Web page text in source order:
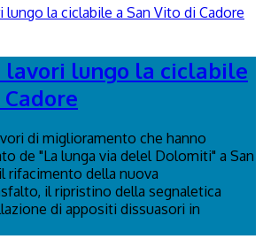
lungo la ciclabile
di miglioramento che hanno
de "La lunga via delel Dolomiti" a San
rifacimento della nuova
il ripristino della segnaletica
di appositi dissuasori in